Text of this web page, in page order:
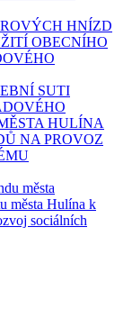
HNÍZD
OBECNÍHO
SUTI
HULÍNA
NA PROVOZ
města
města Hulína k
sociálních